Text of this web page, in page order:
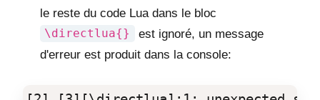
le reste du code Lua dans le bloc
\directlua{}
est ignoré, un message
d'erreur est produit dans la console: